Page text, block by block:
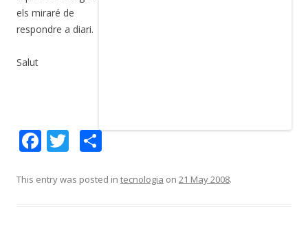
els miraré de
respondre a diari.
Salut
F
e
T
itt
S
ar
This entry was posted in tecnologia on 21 May 2008.